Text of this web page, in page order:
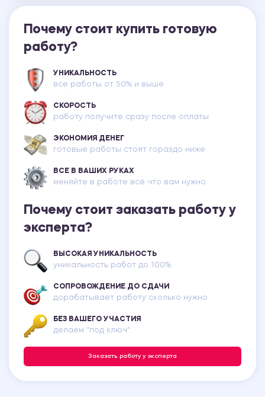
Почему стоит купить готовую
работу?
УНИКАЛЬНОСТЬ
все работы от 50% и выше
СКОРОСТЬ
работу получите сразу после оплаты
ЭКОНОМИЯ ДЕНЕГ
готовые работы стоят гораздо ниже
ВСЕ В ВАШИХ РУКАХ
меняйте в работе всё что вам нужно
Почему стоит заказать работу у
эксперта?
ВЫСОКАЯ УНИКАЛЬНОСТЬ
уникальность работ до 100%
СОПРОВОЖДЕНИЕ ДО СДАЧИ
дорабатывает работу сколько нужно
БЕЗ ВАШЕГО УЧАСТИЯ
делаем "под ключ"
Заказать работу у эксперта